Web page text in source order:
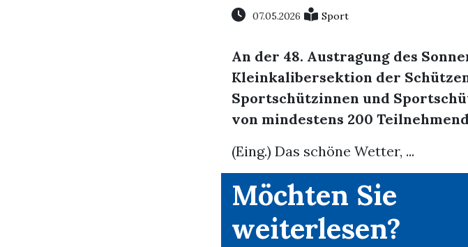
07.05.2026 Sport
An der 48. Austragung des
Kleinkalibersektion der
Sportschützinnen und
von mindestens 200
(Eing.) Das schöne Wetter, ...
Möchten Sie
weiterlesen?